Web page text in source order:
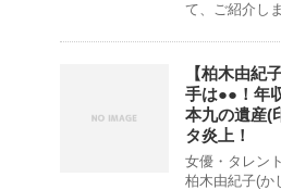
て、ご紹介し
【柏木由紀
手は●●！年
本九の遺産(
タ炎上！
女優・タレン
柏木由紀子(か